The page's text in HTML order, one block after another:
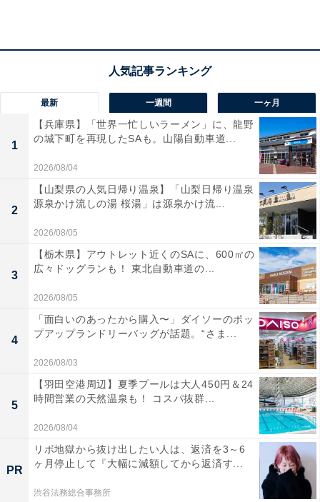
【今日チェックしたい】HiKOKIの人気商品5選
HiKOKI(ハイコーキ) 36V コードレス丸のこ
HiKOKI(ハイコーキ) 36V 充電式 ロータリハンマドリル
DH3628DA ブラック SDSプラスシャンク 蓄電池2個・充
電器付 DH3628DA(2XPBZ)
HiKOKI(ハイコーキ) コードレスインパクトドライバ
最新 一週間 一ヶ月
1
【兵庫県】「世界一忙しいラーメン」に、龍野
の城下町を再現したSAも。山陽自動車道...
2026/08/04
2
【山梨県の人気日帰り温泉】「山梨日帰り温泉
源泉かけ流しの湯 桜湯」は源泉かけ流...
2026/08/05
3
【栃木県】アウトレット近くのSAに、600㎡の
広々ドッグランも！ 東北自動車道の...
2026/08/05
4
「面白いのあったから購入〜」ダイソーのポッ
プアップランドリーバッグが話題。“さま...
2026/08/03
5
【羽田空港周辺】夏季プールは大人450円＆24
時間営業の天然温泉も！ コスパ抜群...
2026/08/04
PR
リボ地獄から抜け出したい人は、返済を3～6
ヶ月停止して『大幅に減額してから返済す...
渋谷法務総合事務所